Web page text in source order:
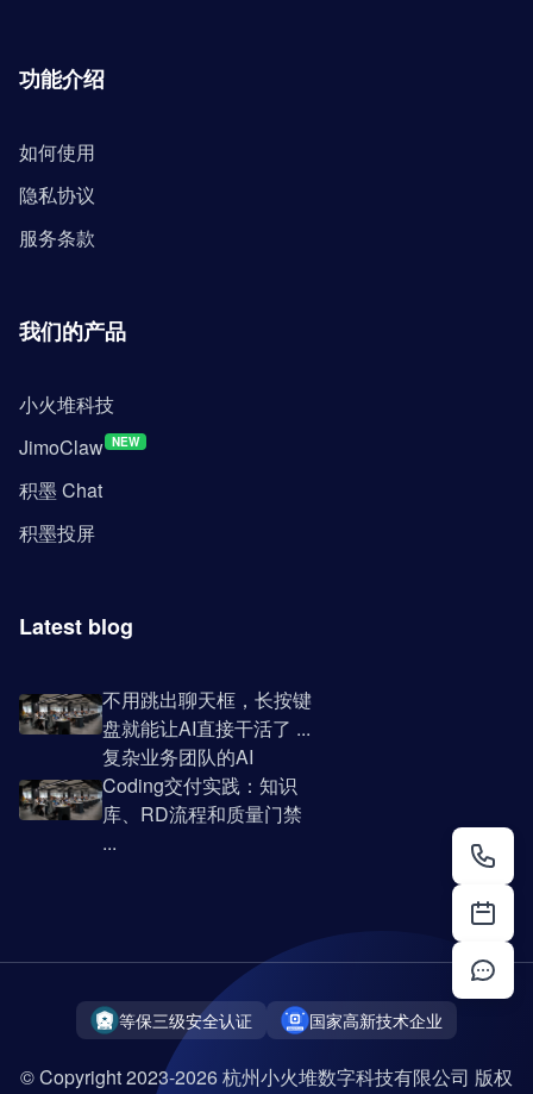
功能介绍
如何使用
隐私协议
服务条款
我们的产品
小火堆科技
JimoClaw NEW
积墨 Chat
积墨投屏
Latest blog
不用跳出聊天框，长按键
盘就能让AI直接干活了 ...
复杂业务团队的AI
Coding交付实践：知识
库、RD流程和质量门禁
...
等保三级安全认证 国家高新技术企业
© Copyright 2023-2026 杭州小火堆数字科技有限公司 版权